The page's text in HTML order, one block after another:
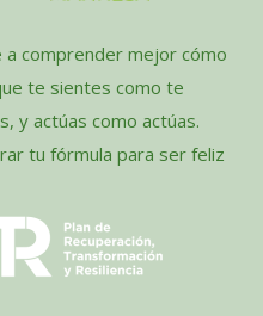
comprender mejor cómo
te sientes como te
y actúas como actúas.
tu fórmula para ser feliz